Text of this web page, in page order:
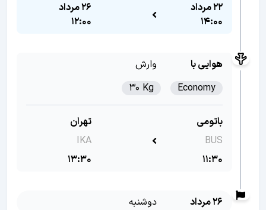
22 مرداد
14:00
26 مرداد
12:00
هوایی با
وارش
Economy
30 Kg
باتومی
BUS
11:30
تهران
IKA
13:30
26 مرداد دوشنبه